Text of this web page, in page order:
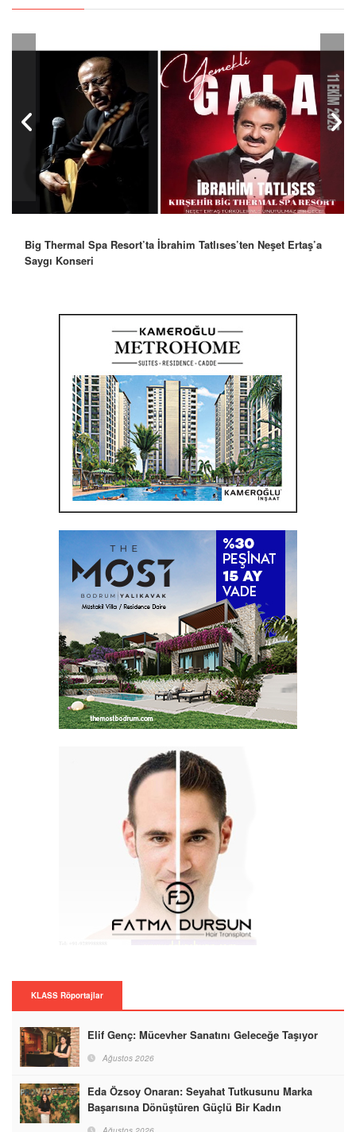
Big Thermal Spa Resort’ta İbrahim Tatlıses’ten Neşet Ertaş’a
Saygı Konseri
Robbie Williams’tan İstanbul’a Mesaj: “Unutulmaz Bir Gece
Olacak”
KLASS Röportajlar
Elif Genç: Mücevher Sanatını Geleceğe Taşıyor
Ağustos 2026
Eda Özsoy Onaran: Seyahat Tutkusunu Marka
Başarısına Dönüştüren Güçlü Bir Kadın